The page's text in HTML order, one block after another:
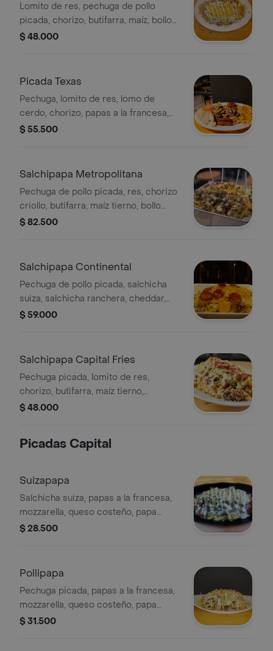
Lomito de res, pechuga de pollo
picada, chorizo, butifarra, maíz, bollo
limpio, papas a la francesa, queso
tocineta con costo extra.
$ 48.000
Picada Texas
Pechuga, lomito de res, lomo de
cerdo, chorizo, papas a la francesa,
bollo limpio, ensalada y limón.
$ 55.500
Salchipapa Metropolitana
Pechuga de pollo picada, res, chorizo
criollo, butifarra, maíz tierno, bollo
limpio, salchicha manguera, papas a la
gratinado de mozzarella y tocineta
con costo extra.
$ 82.500
Salchipapa Continental
Pechuga de pollo picada, salchicha
suiza, salchicha ranchera, cheddar,
salchicha manguera, rodajas de
papa chongo, salsa tártara.
$ 59.000
Salchipapa Capital Fries
Pechuga picada, lomito de res,
chorizo, butifarra, maíz tierno,
salchicha manguera, papas a la
gratinada de mozzarella y tocineta
$ 48.000
Picadas Capital
Suizapapa
Salchicha suiza, papas a la francesa,
mozzarella, queso costeño, papa
chongo, grillé, lechuga y salsa de la
$ 28.500
Pollipapa
Pechuga picada, papas a la francesa,
mozzarella, queso costeño, papa
chongo, grillé, lechuga y salsa de la
$ 31.500